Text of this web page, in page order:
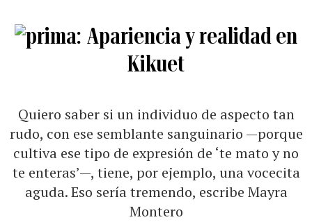
Apariencia y realidad en
Kikuet
Quiero saber si un individuo de aspecto tan
rudo, con ese semblante sanguinario —porque
cultiva ese tipo de expresión de ‘te mato y no
te enteras’—, tiene, por ejemplo, una vocecita
aguda. Eso sería tremendo, escribe Mayra
Montero